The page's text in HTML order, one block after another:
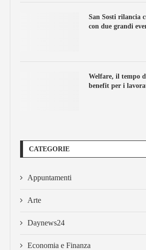
San Sosti rilancia
con due grandi
Welfare, il tempo
benefit per i
CATEGORIE
Appuntamenti
Arte
Daynews24
Economia e Finanza